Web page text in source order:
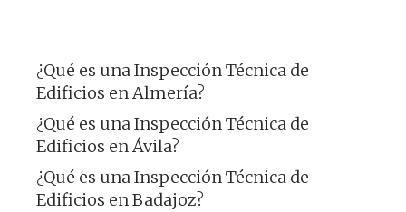
¿Qué es una Inspección Técnica de
Edificios en Almería?
¿Qué es una Inspección Técnica de
Edificios en Ávila?
¿Qué es una Inspección Técnica de
Edificios en Badajoz?